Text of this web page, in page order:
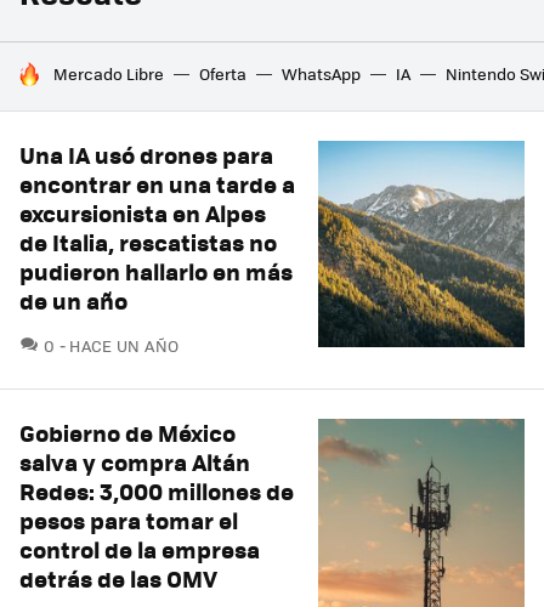
HOY SE HABLA DE
Mercado Libre Oferta WhatsApp IA Nintendo
Una IA usó drones para
encontrar en una tarde a
excursionista en Alpes
de Italia, rescatistas no
pudieron hallarlo en más
de un año
0 COMENTARIOS
HACE UN AÑO
Gobierno de México
salva y compra Altán
Redes: 3,000 millones de
pesos para tomar el
control de la empresa
detrás de las OMV